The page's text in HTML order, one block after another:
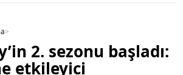
>
2. sezonu başladı:
etkileyici